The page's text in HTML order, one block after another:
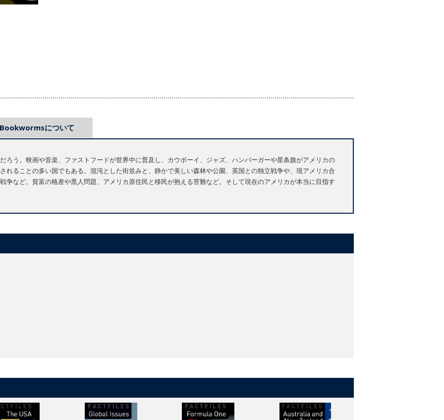
について
ろう。映画や音楽、ファストフードが世界中に普及し、カウボーイ、ジャズ、ハンバーガーや星条旗がアメリカの
れることの多い国でもある。混沌とした街並みと、静かで美しい森林や公園、英国との独立戦争や、現アメリカ合
争など。貧富の格差や黒人問題、アメリカ原住民と移民が抱える苦難など。そして現在のアメリカが本当に目指す